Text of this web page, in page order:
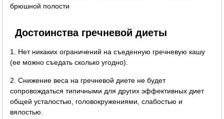
брюшной полости
Достоинства гречневой диеты
1. Нет никаких ограничений на съеденную гречневую кашу
(ее можно съедать сколько угодно).
2. Снижение веса на гречневой диете не будет
сопровождаться типичными для других эффективных диет
общей усталостью, головокружениями, слабостью и
вялостью.